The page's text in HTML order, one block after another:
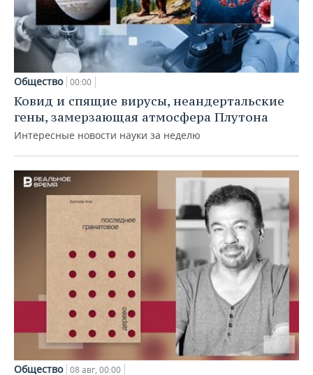
Общество 00:00
Ковид и спящие вирусы, неандертальские
гены, замерзающая атмосфера Плутона
Интересные новости науки за неделю
Общество 08 авг, 00:00